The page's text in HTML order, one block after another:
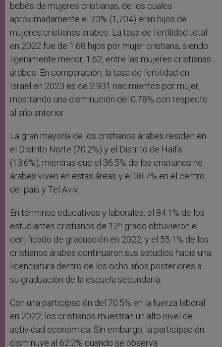
bebés de mujeres cristianas, de los cuales
aproximadamente el 73% (1,704) eran hijos de
mujeres cristianas árabes. La tasa de fertilidad total
en 2022 fue de 1.68 hijos por mujer cristiana, siendo
ligeramente menor, 1.62, entre las mujeres cristianas
árabes. En comparación, la tasa de fertilidad en
Israel en 2023 es de 2.931 nacimientos por mujer,
mostrando una disminución del 0.78% con respecto
al año anterior.
La gran mayoría de los cristianos árabes residen en
el Distrito Norte (70.2%) y el Distrito de Haifa
(13.6%), mientras que el 36.5% de los cristianos no
árabes viven en estas áreas y el 38.7% en el centro
del país y Tel Aviv.
En términos educativos y laborales, el 84.1% de los
estudiantes cristianos de 12º grado obtuvieron el
certificado de graduación en 2022, y el 55.1% de los
cristianos árabes continuaron sus estudios hacia una
licenciatura dentro de los ocho años posteriores a
su graduación de la escuela secundaria.
Con una participación del 70.5% en la fuerza laboral
en 2022, los cristianos muestran un alto nivel de
actividad económica. Sin embargo, la participación
disminuye al 62.2% cuando se observa